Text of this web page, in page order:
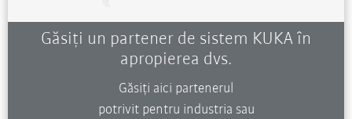
Găsiți un partener de sistem KUKA în
apropierea dvs.
Găsiți aici partenerul
potrivit pentru industria sau